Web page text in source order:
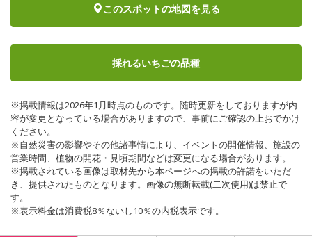
このスポットの地図を見る
採れるいちごの品種
※掲載情報は2026年1月時点のものです。随時更新をしておりますが内
容が変更となっている場合がありますので、事前にご確認の上おでかけ
ください。
※自然災害の影響やその他諸事情により、イベントの開催情報、施設の
営業時間、植物の開花・見頃期間などは変更になる場合があります。
※掲載されている画像は取材先から本ページへの掲載の許諾をいただ
き、提供されたものとなります。画像の無断転載(二次使用)は禁止で
す。
※表示料金は消費税8％ないし10％の内税表示です。